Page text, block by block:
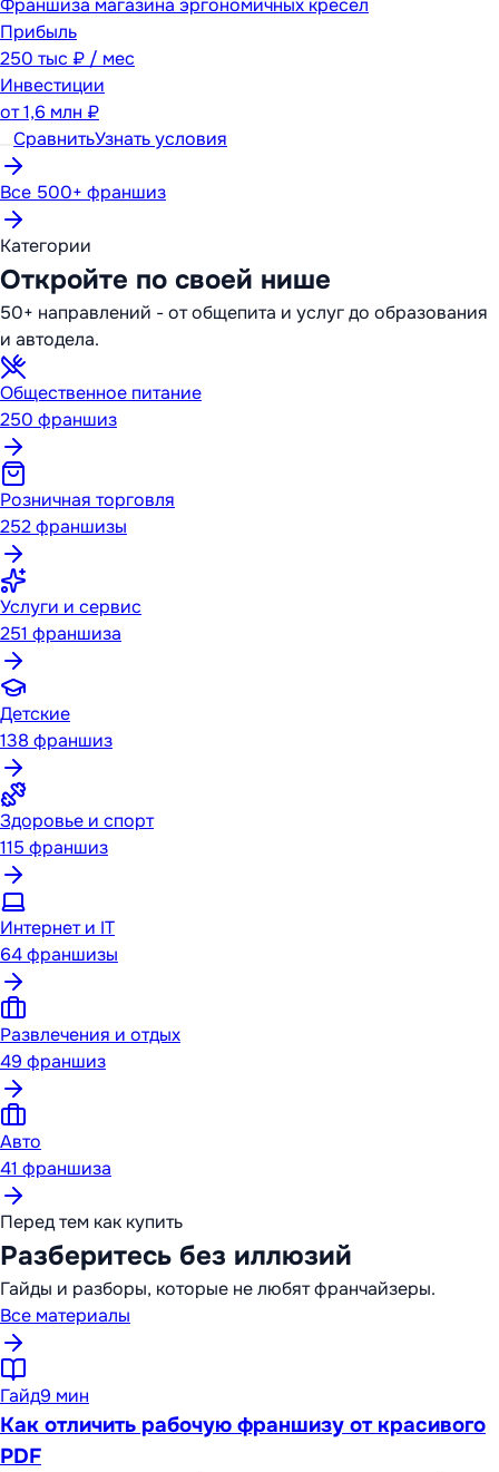
Франшиза магазина эргономичных кресел
Прибыль
250 тыс ₽ / мес
Инвестиции
от1,6 млн ₽
СравнитьУзнать условия
Все 500+ франшиз
Категории
Откройте по своей нише
50+ направлений - от общепита и услуг до образования
и автодела.
Общественное питание
250 франшиз
Розничная торговля
252франшизы
Услуги и сервис
251 франшиза
Детские
138 франшиз
Здоровье и спорт
115 франшиз
Интернет и IT
64франшизы
Развлечения и отдых
49 франшиз
Авто
41 франшиза
Перед тем как купить
Разберитесь без иллюзий
Гайды и разборы, которые не любят франчайзеры.
Все материалы
Гайд9 мин
Как отличить рабочую франшизу от красивого
PDF